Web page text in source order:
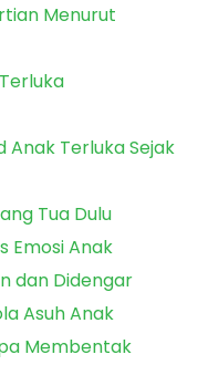
Menurut
Anak Terluka Sejak
Tua Dulu
Emosi Anak
dan Didengar
Asuh Anak
Membentak